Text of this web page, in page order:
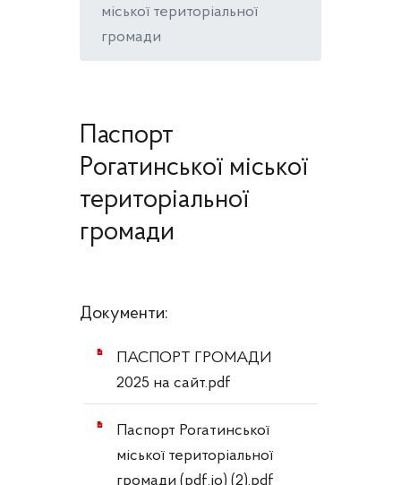
міської територіальної
громади
Паспорт
Рогатинської міської
територіальної
громади
Документи:
ПАСПОРТ ГРОМАДИ
2025 на сайт.pdf
Паспорт Рогатинської
міської територіальної
громади (pdf.io) (2).pdf